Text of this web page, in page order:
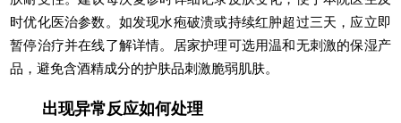
时优化医治参数。如发现水疱破溃或持续红肿超过三天，应立即
暂停治疗并在线了解详情。居家护理可选用温和无刺激的保湿产
品，避免含酒精成分的护肤品刺激脆弱肌肤。
出现异常反应如何处理